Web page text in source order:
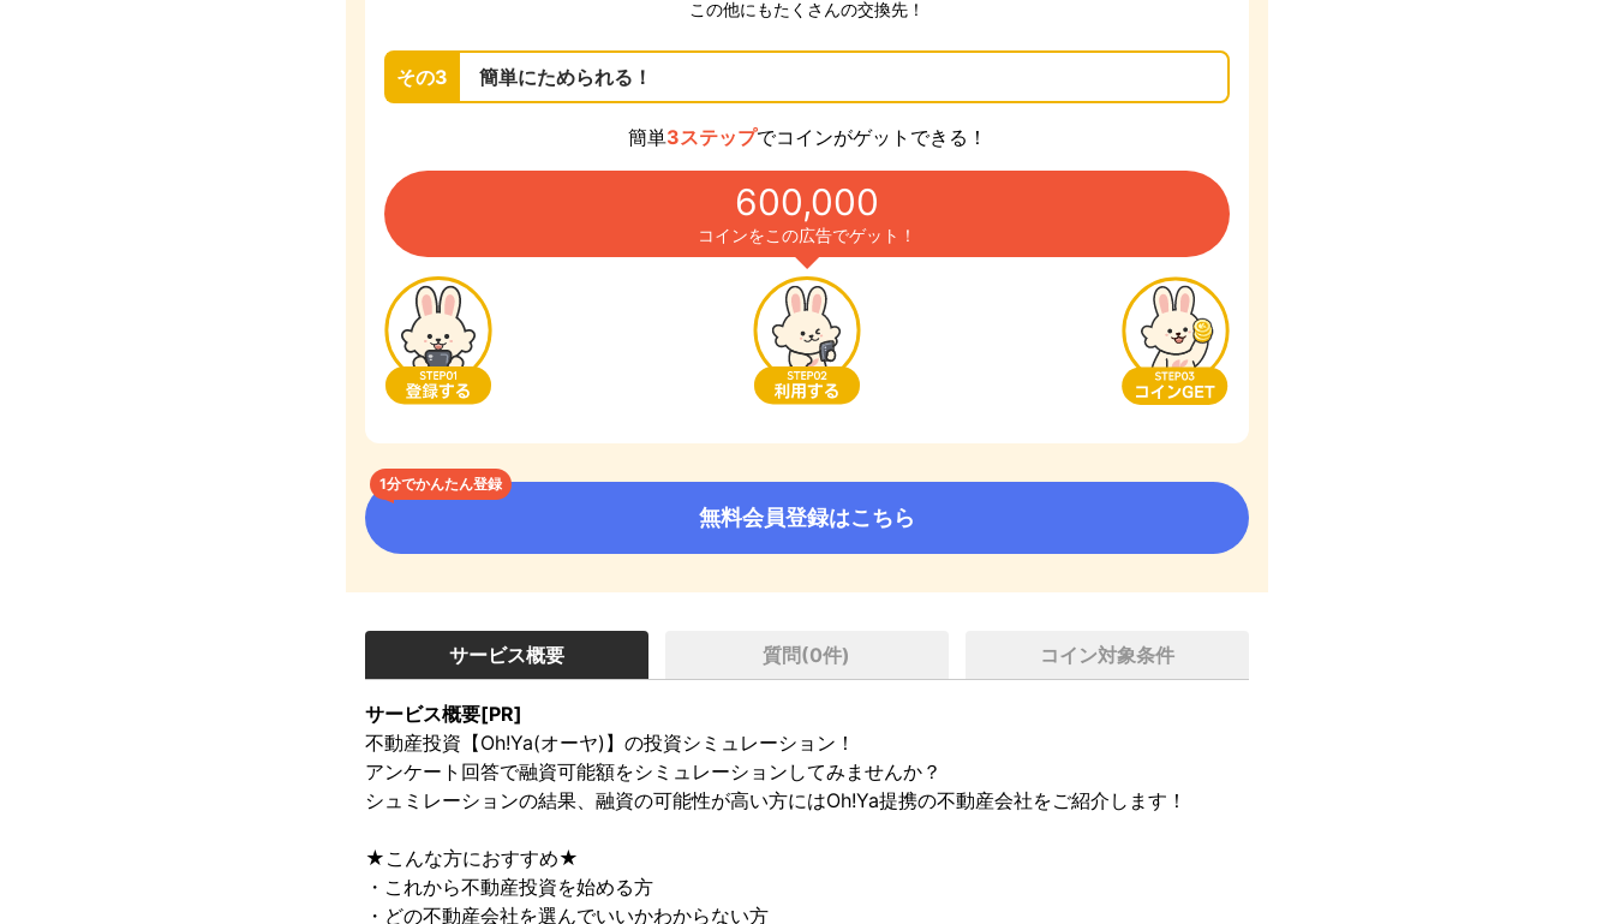
この他にもたくさんの交換先！
その3 簡単にためられる！
簡単3ステップでコインがゲットできる！
600,000
コインをこの広告でゲット！
1分でかんたん登録
無料会員登録はこちら
サービス概要 質問(0件) コイン対象条件
サービス概要[PR]
不動産投資【Oh!Ya(オーヤ)】の投資シミュレーション！
アンケート回答で融資可能額をシミュレーションしてみませんか？
シュミレーションの結果、融資の可能性が高い方にはOh!Ya提携の不動産会社をご紹介します！
★こんな方におすすめ★
・これから不動産投資を始める方
・どの不動産会社を選んでいいかわからない方